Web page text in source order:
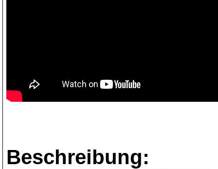
Beschreibung: